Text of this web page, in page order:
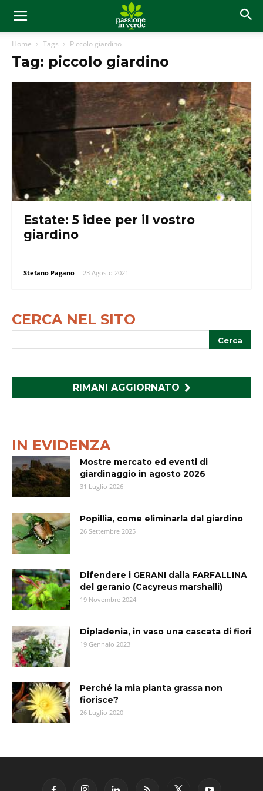
Home Tags Piccolo giardino
Tag: piccolo giardino
Estate: 5 idee per il vostro
giardino
Stefano Pagano - 23 Agosto 2021
CERCA NEL SITO
RIMANI AGGIORNATO
IN EVIDENZA
Mostre mercato ed eventi di
giardinaggio in agosto 2026
31 Luglio 2026
Popillia, come eliminarla dal giardino
26 Settembre 2025
Difendere i GERANI dalla FARFALLINA
del geranio (Cacyreus marshalli)
19 Novembre 2024
Dipladenia, in vaso una cascata di fiori
19 Gennaio 2023
Perché la mia pianta grassa non
fiorisce?
26 Luglio 2020